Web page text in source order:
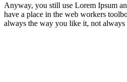
Anyway, you still use Lorem Ipsum
have a place in the web workers
always the way you like it, not always